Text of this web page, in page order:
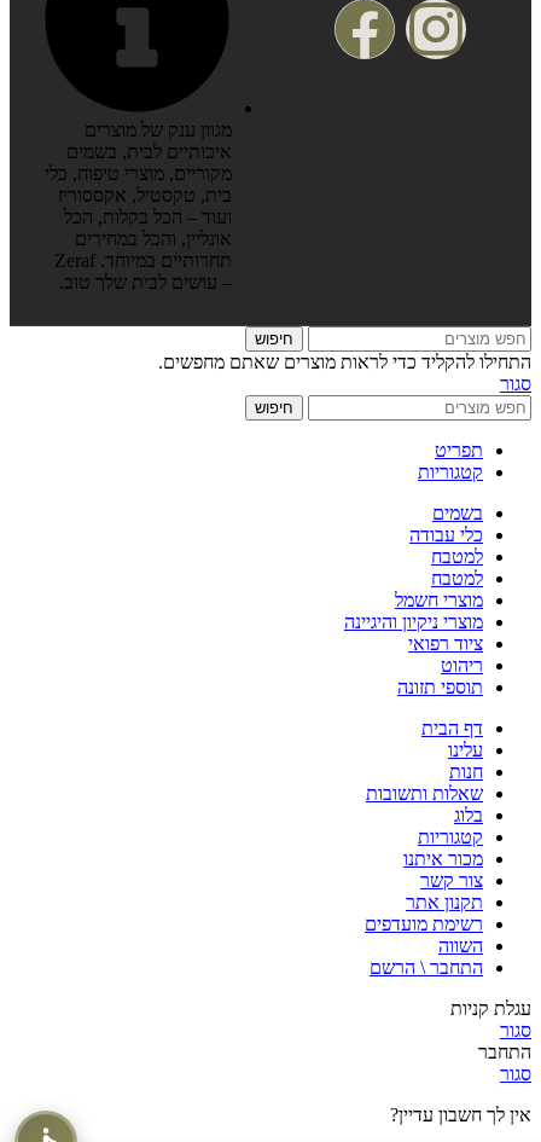
מגוון ענק של מוצרים
איכותיים לבית, בשמים
מקוריים, מוצרי טיפוח, כלי
בית, טקסטיל, אקססוריז
ועוד – הכל בקלות, הכל
אונליין, והכל במחירים
תחרותיים במיוחד. Zeraf
– עושים לבית שלך טוב.
חיפוש
התחילו להקליד כדי לראות מוצרים שאתם מחפשים.
סגור
חיפוש
תפריט
קטגוריות
בשמים
כלי עבודה
למטבח
למטבח
מוצרי חשמל
מוצרי ניקיון והיגיינה
ציוד רפואי
ריהוט
תוספי תזונה
דף הבית
עלינו
חנות
שאלות ותשובות
בלוג
קטגוריות
מכור איתנו
צור קשר
תקנון אתר
רשימת מועדפים
השווה
התחבר \ הרשם
עגלת קניות
סגור
התחבר
סגור
אין לך חשבון עדיין?